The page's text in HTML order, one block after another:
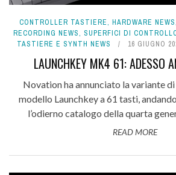
CONTROLLER TASTIERE, HARDWARE NEWS,
RECORDING NEWS, SUPERFICI DI
TASTIERE E SYNTH NEWS
16 GIUGNO
LAUNCHKEY MK4 61: ADESSO
Novation ha annunciato la variante
modello Launchkey a 61 tasti,
l’odierno catalogo della quarta
READ MORE